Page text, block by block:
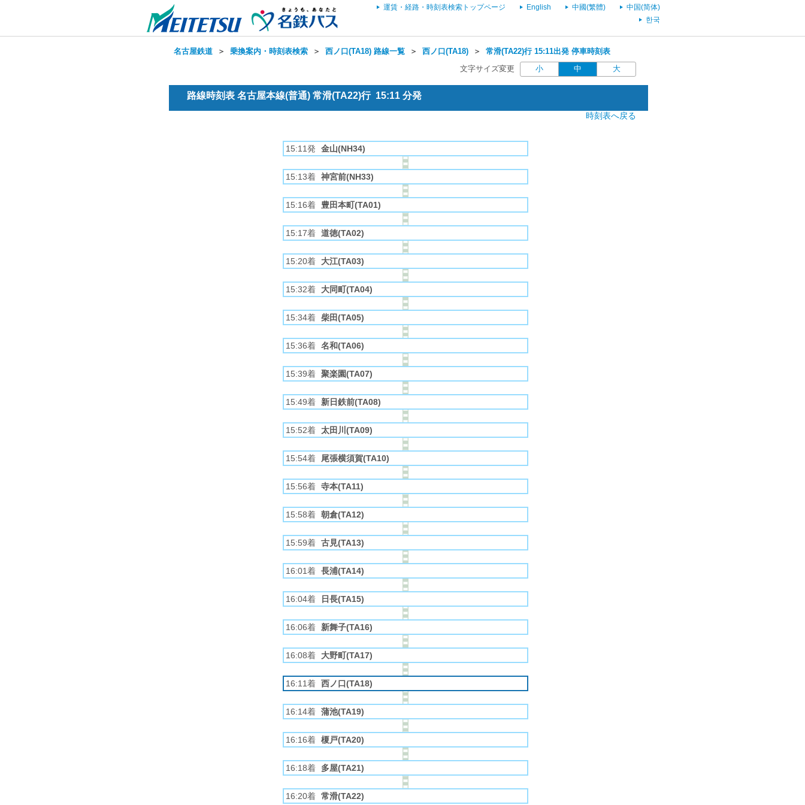
運賃・経路・時刻表検索トップページ English 中國(繁體)
中国(简体)
한국
名古屋鉄道 ＞ 乗換案内・時刻表検索 ＞ 西ノ口(TA18) 路線一覧 ＞ 西ノ口(TA18) ＞ 常滑(TA22)行 15:11出発 停車時刻表
文字サイズ変更 小 中 大
路線時刻表 名古屋本線(普通) 常滑(TA22)行 15:11 分発
時刻表へ戻る
15:11発 金山(NH34)
15:13着 神宮前(NH33)
15:16着 豊田本町(TA01)
15:17着 道徳(TA02)
15:20着 大江(TA03)
15:32着 大同町(TA04)
15:34着 柴田(TA05)
15:36着 名和(TA06)
15:39着 聚楽園(TA07)
15:49着 新日鉄前(TA08)
15:52着 太田川(TA09)
15:54着 尾張横須賀(TA10)
15:56着 寺本(TA11)
15:58着 朝倉(TA12)
15:59着 古見(TA13)
16:01着 長浦(TA14)
16:04着 日長(TA15)
16:06着 新舞子(TA16)
16:08着 大野町(TA17)
16:11着 西ノ口(TA18)
16:14着 蒲池(TA19)
16:16着 榎戸(TA20)
16:18着 多屋(TA21)
16:20着 常滑(TA22)